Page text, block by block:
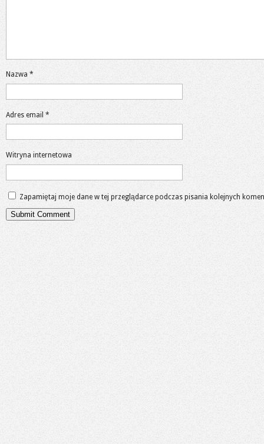
Nazwa *
Adres email *
Witryna internetowa
Zapamiętaj moje dane w tej przeglądarce podczas pisania kolejnych